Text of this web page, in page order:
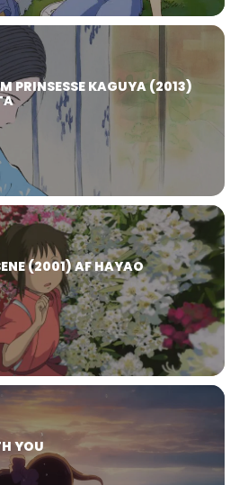
PRINSESSE KAGUYA (2013)
(2001) AF HAYAO
YOU